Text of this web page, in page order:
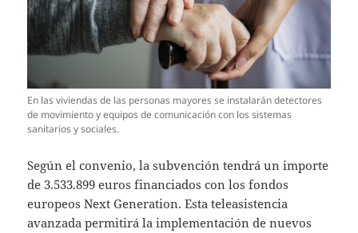
En las viviendas de las personas mayores se instalarán detectores
de movimiento y equipos de comunicación con los sistemas
sanitarios y sociales.
Según el convenio, la subvención tendrá un importe
de 3.533.899 euros financiados con los fondos
europeos Next Generation. Esta teleasistencia
avanzada permitirá la implementación de nuevos